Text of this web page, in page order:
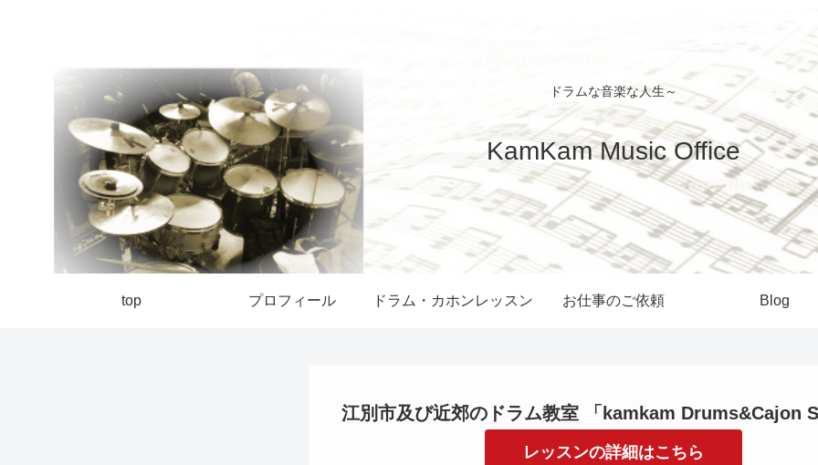
ドラムな音楽な人生～
KamKam Music Office
top プロフィール ドラム・カホンレッスン お仕事のご依頼 Blog
江別市及び近郊のドラム教室 「kamkam Drums&Cajon
レッスンの詳細はこちら